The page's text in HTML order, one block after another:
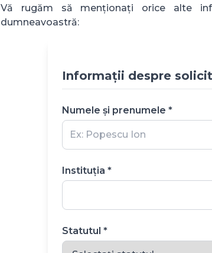
Vă rugăm să menționați orice alte
dumneavoastră:
Informații despre
Numele și prenumele *
Instituția *
Statutul *